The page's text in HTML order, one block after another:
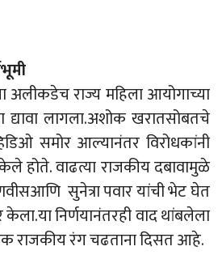
अलीकडेच राज्य महिला आयोगाच्या
द्यावा लागला.अशोक खरातसोबतचे
समोर आल्यानंतर विरोधकांनी
होते. वाढत्या राजकीय दबावामुळे
सुनेत्रा पवार यांची भेट घेत
निर्णयानंतरही वाद थांबलेला
राजकीय रंग चढताना दिसत आहे.